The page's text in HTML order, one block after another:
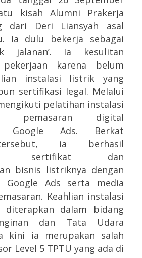
kisah Alumni Prakerja
dari Deri Liansyah asal
Ia dulu bekerja sebagai
jalanan’. Ia kesulitan
pekerjaan karena belum
instalasi listrik yang
sertifikasi legal. Melalui
pelatihan instalasi
digital
Google Ads. Berkat
ia berhasil
sertifikat dan
bisnis listriknya dengan
Google Ads serta media
Keahlian instalasi
diterapkan dalam bidang
dan Tata Udara
kini ia merupakan salah
Level 5 TPTU yang ada di